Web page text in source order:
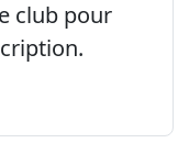
club pour